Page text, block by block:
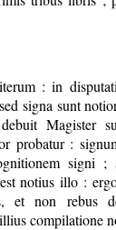
: in
signa sunt
Magister
probatur :
signi ;
notius illo :
et non rebus
compilatione